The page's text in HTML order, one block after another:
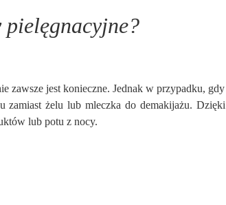
zawsze jest konieczne. Jednak w przypadku, gdy
zamiast żelu lub mleczka do demakijażu. Dzięki
lub potu z nocy.